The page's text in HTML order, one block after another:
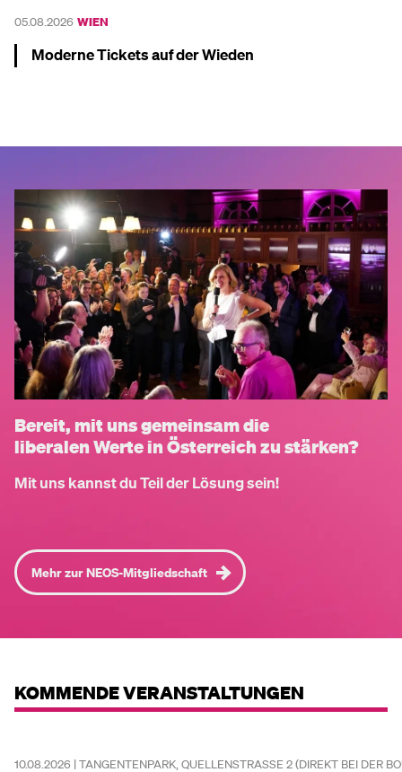
05.08.2026 WIEN
Moderne Tickets auf der Wieden
Bereit, mit uns gemeinsam die
liberalen Werte in Österreich zu stärken?
Mit uns kannst du Teil der Lösung sein!
Mehr zur NEOS-Mitgliedschaft
KOMMENDE VERANSTALTUNGEN
10.08.2026 | TANGENTENPARK, QUELLENSTRASSE 2 (DIREKT BEI DER